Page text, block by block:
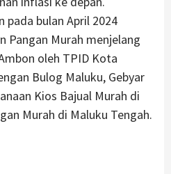
pada bulan April 2024
Pangan Murah menjelang
oleh TPID Kota
Bulog Maluku, Gebyar
Kios Bajual Murah di
Murah di Maluku Tengah.